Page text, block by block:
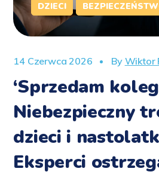
DZIECI
14 Czerwca 2026 By Wiktor
‘Sprzedam
Niebezpieczny
dzieci i
Eksperci